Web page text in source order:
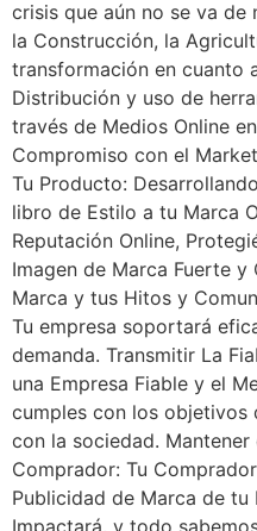
crisis que aún no se va de
la Construcción, la
transformación en cuanto
Distribución y uso de
través de Medios Online
Compromiso con el
Tu Producto:
libro de Estilo a tu Marca
Reputación Online,
Imagen de Marca Fuerte
Marca y tus Hitos y
Tu empresa soportará
demanda. Transmitir La
una Empresa Fiable y el
cumples con los objetivos
con la sociedad.
Comprador: Tu
Publicidad de Marca de tu
Impactará, y todo